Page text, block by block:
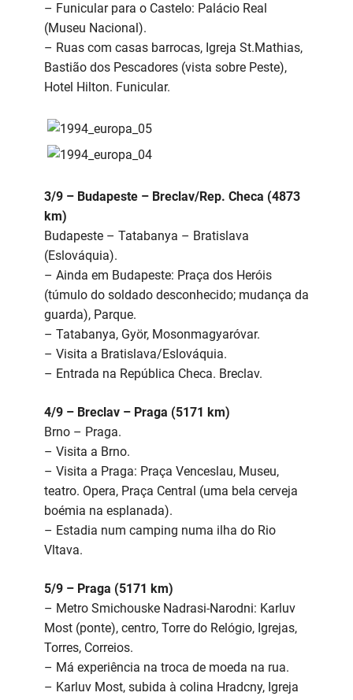
– Funicular para o Castelo: Palácio Real
(Museu Nacional).
– Ruas com casas barrocas, Igreja St.Mathias,
Bastião dos Pescadores (vista sobre Peste),
Hotel Hilton. Funicular.
3/9 – Budapeste – Breclav/Rep. Checa (4873
km)
Budapeste – Tatabanya – Bratislava
(Eslováquia).
– Ainda em Budapeste: Praça dos Heróis
(túmulo do soldado desconhecido; mudança da
guarda), Parque.
– Tatabanya, Györ, Mosonmagyaróvar.
– Visita a Bratislava/Eslováquia.
– Entrada na República Checa. Breclav.
4/9 – Breclav – Praga (5171 km)
Brno – Praga.
– Visita a Brno.
– Visita a Praga: Praça Venceslau, Museu,
teatro. Opera, Praça Central (uma bela cerveja
boémia na esplanada).
– Estadia num camping numa ilha do Rio
Vltava.
5/9 – Praga (5171 km)
– Metro Smichouske Nadrasi-Narodni: Karluv
Most (ponte), centro, Torre do Relógio, Igrejas,
Torres, Correios.
– Má experiência na troca de moeda na rua.
– Karluv Most, subida à colina Hradcny, Igreja